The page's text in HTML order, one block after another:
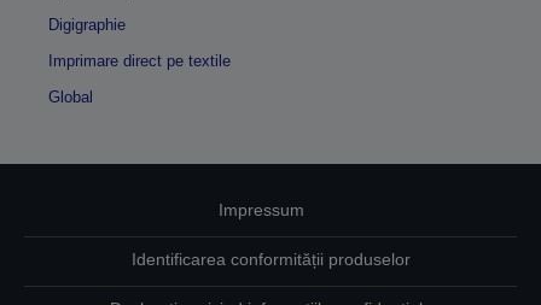
Digigraphie
Imprimare direct pe textile
Global
Impressum
Identificarea conformității produselor